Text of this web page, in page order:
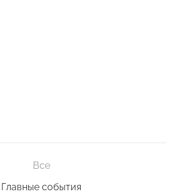
Все
Главные события